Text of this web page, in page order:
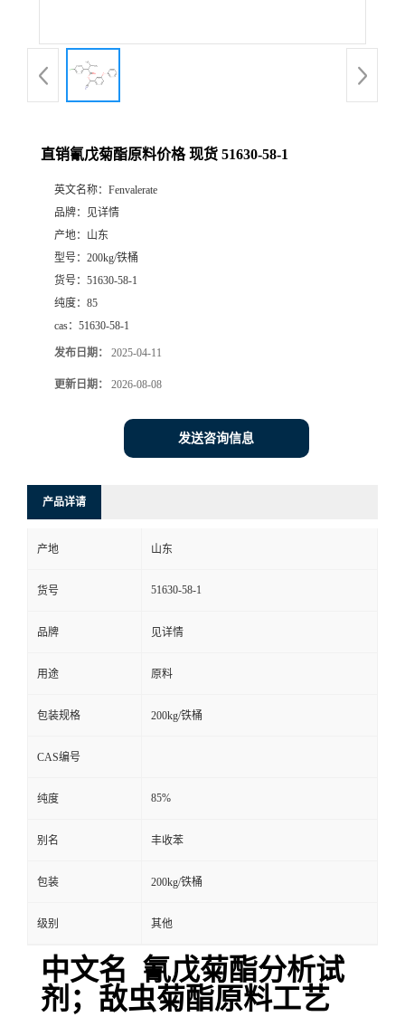
直销氰戊菊酯原料价格 现货 51630-58-1
英文名称： Fenvalerate
品牌：
见详情
产地： 山东
型号： 200kg/铁桶
货号： 51630-58-1
纯度： 85
cas： 51630-58-1
发布日期： 2025-04-11
更新日期： 2026-08-08
发送咨询信息
产品详请
产地 山东
货号 51630-58-1
品牌 见详情
用途 原料
包装规格 200kg/铁桶
CAS编号
纯度 85%
别名 丰收苯
包装 200kg/铁桶
级别 其他
中文名 氰戊菊酯分析试
剂；敌虫菊酯原料工艺